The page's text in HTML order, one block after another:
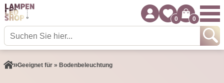
0 0
Geeignet für » Bodenbeleuchtung